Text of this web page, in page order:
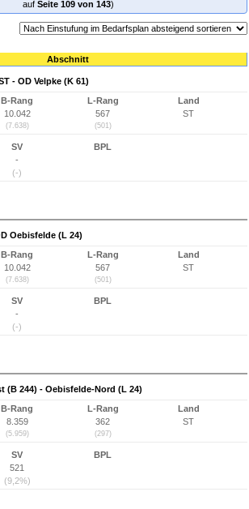
auf Seite 109 von 143)
Abschnitt
- OD Velpke (K 61)
B-Rang
10.042
(7.638)
L-Rang
567
(501)
Land
ST
SV
-
(-)
BPL
Oebisfelde (L 24)
B-Rang
10.042
(7.638)
L-Rang
567
(501)
Land
ST
SV
-
(-)
BPL
(B 244) - Oebisfelde-Nord (L 24)
B-Rang
8.359
(5.959)
L-Rang
362
(297)
Land
ST
SV
521
(9,2%)
BPL